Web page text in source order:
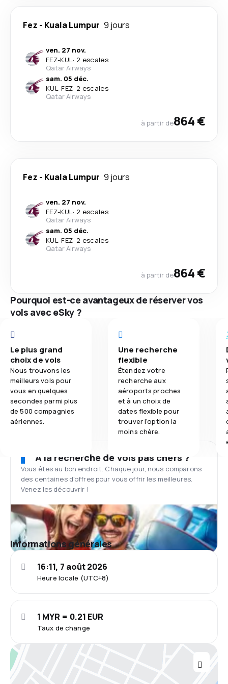
Fez - Kuala Lumpur 9 jours
ven. 27 nov.
FEZ-KUL· 2 escales
Qatar Airways
sam. 05 déc.
KUL-FEZ· 2 escales
Qatar Airways
à partir de864 €
Fez - Kuala Lumpur 9 jours
ven. 27 nov.
FEZ-KUL· 2 escales
Qatar Airways
sam. 05 déc.
KUL-FEZ· 2 escales
Qatar Airways
à partir de864 €
Pourquoi est-ce avantageux de réserver vos
vols avec eSky ?
Le plus grand
choix de vols
Nous trouvons les
meilleurs vols pour
vous en quelques
secondes parmi plus
de 500 compagnies
aériennes.
Une recherche
flexible
Étendez votre
recherche aux
aéroports proches
et à un choix de
dates flexible pour
trouver l'option la
moins chère.
À la recherche de vols pas chers ?
Vous êtes au bon endroit. Chaque jour, nous comparons
des centaines d'offres pour vous offrir les meilleures.
Venez les découvrir !
Informations générales
Heure locale (UTC+8)
16:11, 7 août 2026
Taux de change
1 MYR = 0.21 EUR